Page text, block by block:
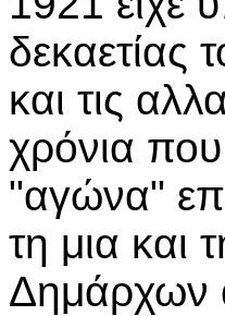
δεκαετίας
και τις
χρόνια
"αγώνα"
τη μια και
Δημάρχων